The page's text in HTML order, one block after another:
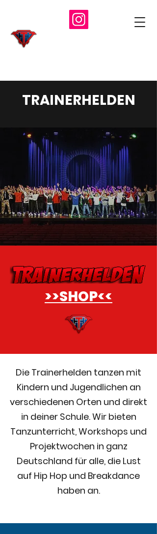
TRAINERHELDEN
>>SHOP<<
Die Trainerhelden tanzen mit
Kindern und Jugendlichen an
verschiedenen Orten und direkt
in deiner Schule. Wir bieten
Tanzunterricht, Workshops und
Projektwochen in ganz
Deutschland für alle, die Lust
auf Hip Hop und Breakdance
haben an.